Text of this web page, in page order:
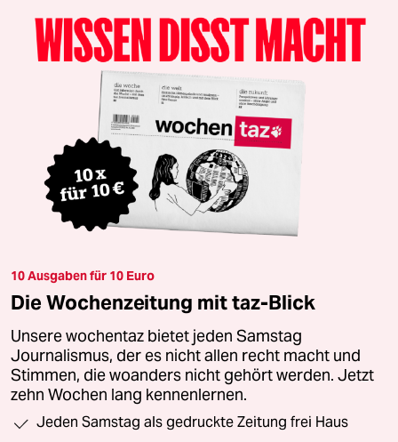
10 Ausgaben für 10 Euro
Die Wochenzeitung mit taz-Blick
Unsere wochentaz bietet jeden Samstag
Journalismus, der es nicht allen recht macht und
Stimmen, die woanders nicht gehört werden. Jetzt
zehn Wochen lang kennenlernen.
Jeden Samstag als gedruckte Zeitung frei Haus